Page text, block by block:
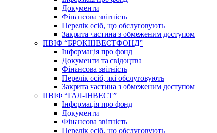
Документи
Фінансова звітність
Перелік осіб, що обслуговують
Закрита частина з обмеженим доступом
ПВІФ “БРОКІНВЕСТФОНД”
Інформація про фонд
Документи та свідоцтва
Фінансова звітність
Перелік осіб, які обслуговують
Закрита частина з обмеженим доступом
ПВІФ “ГАЛ-ІНВЕСТ”
Інформація про фонд
Документи
Фінансова звітність
Перелік осіб, що обслуговують